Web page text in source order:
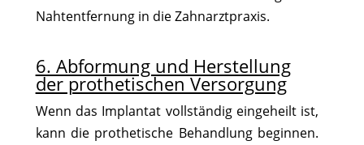
Nahtentfernung in die Zahnarztpraxis.
6. Abformung und Herstellung
der prothetischen Versorgung
Wenn das Implantat vollständig eingeheilt ist,
kann die prothetische Behandlung beginnen.